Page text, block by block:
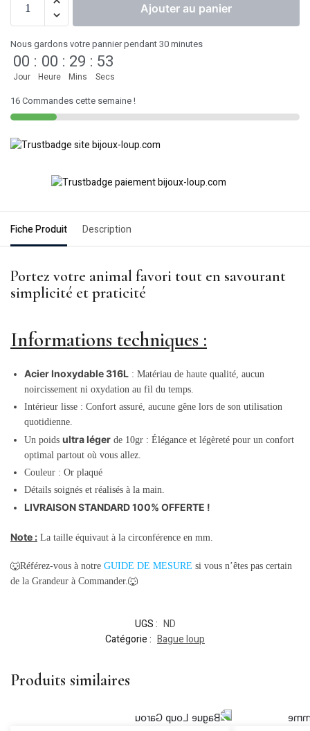
Ajouter au panier
Nous gardons votre pannier pendant 30 minutes
00
Jour
: 00
Heure
: 29
Mins
: 53
Secs
16 Commandes cette semaine !
Fiche Produit Description
Portez votre animal favori tout en savourant
simplicité et praticité
Informations techniques :
Acier Inoxydable 316L : Matériau de haute qualité, aucun
noircissement ni oxydation au fil du temps.
Intérieur lisse : Confort assuré, aucune gêne lors de son utilisation
quotidienne.
Un poids ultra léger de 10gr : Élégance et légèreté pour un confort
optimal partout où vous allez.
Couleur : Or plaqué
Détails soignés et réalisés à la main.
LIVRAISON STANDARD 100% OFFERTE !
Note : La taille équivaut à la circonférence en mm.
🐺Référez-vous à notre GUIDE DE MESURE si vous n’êtes pas certain
de la Grandeur à Commander.🐺
UGS : ND
Catégorie : Bague loup
Produits similaires